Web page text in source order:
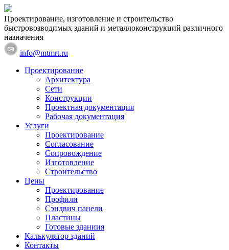
Проектирование, изготовление и строительство
быстровозводимых зданий и металлоконструкций различного
назначения
info@mtmrt.ru
Проектирование
Архитектура
Сети
Конструкции
Проектная документация
Рабочая документация
Услуги
Проектирование
Согласование
Сопровождение
Изготовление
Строительство
Цены
Проектирование
Профили
Сэндвич панели
Пластины
Готовые зданиия
Калькулятор зданий
Контакты